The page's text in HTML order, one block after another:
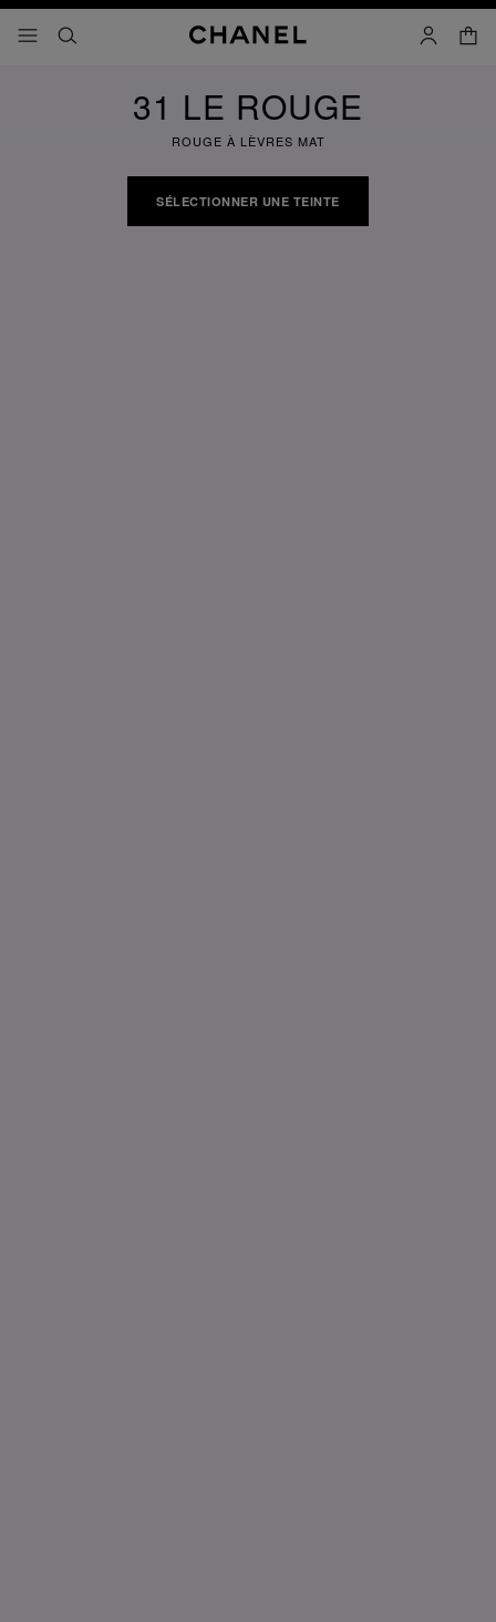
menu principal de navigation
- navigation principale
rechercher mon
panier
31 LE ROUGE
ROUGE À LÈVRES MAT
SÉLECTIONNER UNE TEINTE